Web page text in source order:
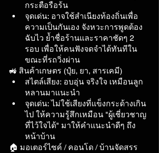
กระตือรือร้น
จุดเด่น: อาจใช้สำเนียงท้องถิ่นเพื่อ
ความเป็นกันเอง จังหวะการพูดต้อง
ฉับไว ย้ำชื่อร้านและราคาชัดๆ 2
รอบ เพื่อให้คนฟังจดจำได้ทันทีใน
ขณะที่รถวิ่งผ่าน
🚜 สินค้าเกษตร (ปุ๋ย, ยา, สารเคมี)
สไตล์เสียง: อบอุ่น จริงใจ เหมือนลูก
หลานมาแนะนำ
จุดเด่น: ไม่ใช้เสียงที่แข็งกระด้างเกิน
ไป ให้ความรู้สึกเหมือน "ผู้เชี่ยวชาญ
ที่ไว้ใจได้" มาให้คำแนะนำดีๆ ถึง
หน้าบ้าน
🏠 มอเตอร์ไซค์ / คอนโด / บ้านจัดสรร